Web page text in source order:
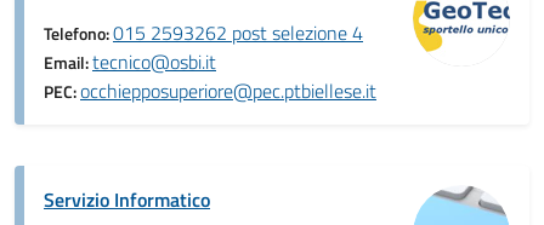
Telefono:015 2593262 post selezione 4
Email:tecnico@osbi.it
PEC:occhiepposuperiore@pec.ptbiellese.it
Servizio Informatico